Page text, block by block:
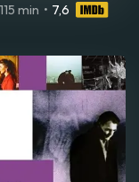
115 min • 7,6